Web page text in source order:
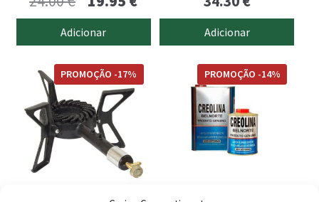
preço
original
era:
24.00 €.
preço
atual
Adicionar Adicionar
PROMOÇÃO -17% PROMOÇÃO -14%
product
multiple
variants.